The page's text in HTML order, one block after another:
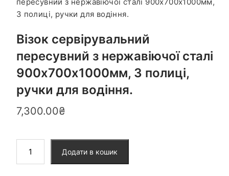
3 полиці, ручки для водіння.
Візок сервірувальний
пересувний з нержавіючої сталі
900х700х1000мм, 3 полиці,
ручки для водіння.
7,300.00₴
сервірувальний
Додати в кошик